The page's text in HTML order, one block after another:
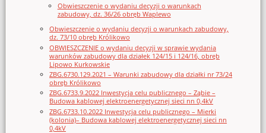
Obwieszczenie o wydaniu decyzji o warunkach
zabudowy, dz. 36/26 obręb Waplewo
Obwieszczenie o wydaniu decyzji o warunkach zabudowy,
dz. 73/10 obręb Królikowo
OBWIESZCZENIE o wydaniu decyzji w sprawie wydania
warunków zabudowy dla działek 124/15 i 124/16, obręb
Lipowo Kurkowskie
ZBG.6730.129.2021 – Warunki zabudowy dla działki nr 73/24
obręb Królikowo
ZBG.6733.9.2022 Inwestycja celu publicznego – Ząbie –
Budowa kablowej elektroenergetycznej sieci nn 0,4kV
ZBG.6733.10.2022 Inwestycja celu publicznego – Mierki
(kolonia)– Budowa kablowej elektroenergetycznej sieci nn
0,4kV